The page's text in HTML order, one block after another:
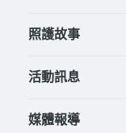
照護故事
活動訊息
媒體報導